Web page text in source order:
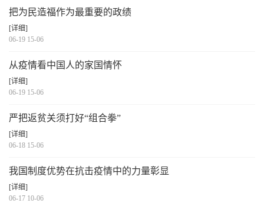
把为民造福作为最重要的政绩
[详细]
06-19 15-06
从疫情看中国人的家国情怀
[详细]
06-19 15-06
严把返贫关须打好“组合拳”
[详细]
06-18 15-06
我国制度优势在抗击疫情中的力量彰显
[详细]
06-17 10-06